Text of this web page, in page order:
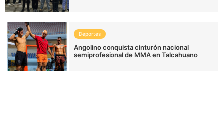
Deportes
Angolino conquista cinturón nacional
semiprofesional de MMA en Talcahuano